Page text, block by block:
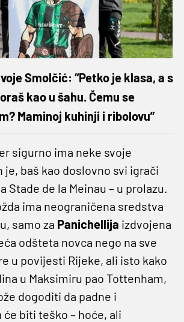
Smolčić: “Petko je klasa, a s
kao u šahu. Čemu se
Maminoj kuhinji i ribolovu”
sigurno ima neke svoje
je, baš kao doslovno svi igrači
Stade de la Meinau – u prolazu.
ima neograničena sredstva
samo za Panichellija izdvojena
odšteta novca nego na sve
u povijesti Rijeke, ali isto kako
u Maksimiru pao Tottenham,
dogoditi da padne i
će biti teško – hoće, ali